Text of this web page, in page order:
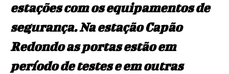
estações com os equipamentos de
segurança. Na estação Capão
Redondo as portas estão em
período de testes e em outras